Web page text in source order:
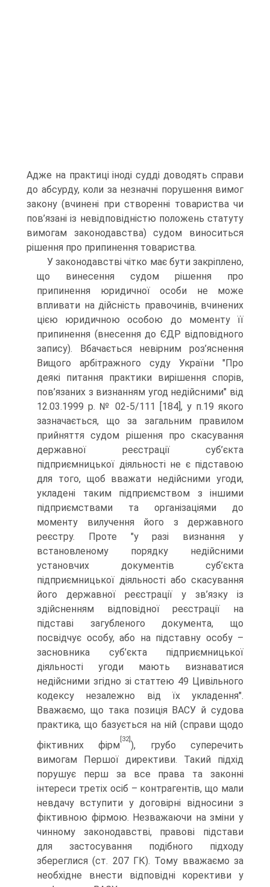
Адже на практиці іноді судді доводять справи
до абсурду, коли за незначні порушення вимог
закону (вчинені при створенні товариства чи
пов’язані із невідповідністю положень статуту
вимогам законодавства) судом виноситься
рішення про припинення товариства.
У законодавстві чітко має бути закріплено,
що винесення судом рішення про
припинення юридичної особи не може
впливати на дійсність правочинів, вчинених
цією юридичною особою до моменту її
припинення (внесення до ЄДР відповідного
запису). Вбачається невірним роз’яснення
Вищого арбітражного суду України "Про
деякі питання практики вирішення спорів,
пов’язаних з визнанням угод недійсними" від
12.03.1999 р. № 02-5/111 [184], у п.19 якого
зазначається, що за загальним правилом
прийняття судом рішення про скасування
державної реєстрації суб’єкта
підприємницької діяльності не є підставою
для того, щоб вважати недійсними угоди,
укладені таким підприємством з іншими
підприємствами та організаціями до
моменту вилучення його з державного
реєстру. Проте "у разі визнання у
встановленому порядку недійсними
установчих документів суб’єкта
підприємницької діяльності або скасування
його державної реєстрації у зв’язку із
здійсненням відповідної реєстрації на
підставі загубленого документа, що
посвідчує особу, або на підставну особу –
засновника суб’єкта підприємницької
діяльності угоди мають визнаватися
недійсними згідно зі статтею 49 Цивільного
кодексу незалежно від їх укладення".
Вважаємо, що така позиція ВАСУ й судова
практика, що базується на ній (справи щодо
фіктивних фірм
[32]
), грубо суперечить
вимогам Першої директиви. Такий підхід
порушує перш за все права та законні
інтереси третіх осіб – контрагентів, що мали
невдачу вступити у договірні відносини з
фіктивною фірмою. Незважаючи на зміни у
чинному законодавстві, правові підстави
для застосування подібного підходу
збереглися (ст. 207 ГК). Тому вважаємо за
необхідне внести відповідні корективи у